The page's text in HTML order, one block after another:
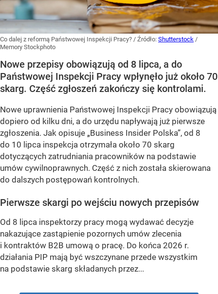
Co dalej z reformą Państwowej Inspekcji Pracy? / Źródło: Shutterstock /
Memory Stockphoto
Nowe przepisy obowiązują od 8 lipca, a do
Państwowej Inspekcji Pracy wpłynęło już około 70
skarg. Część zgłoszeń zakończy się kontrolami.
Nowe uprawnienia Państwowej Inspekcji Pracy obowiązują
dopiero od kilku dni, a do urzędu napływają już pierwsze
zgłoszenia. Jak opisuje „Business Insider Polska”, od 8
do 10 lipca inspekcja otrzymała około 70 skarg
dotyczących zatrudniania pracowników na podstawie
umów cywilnoprawnych. Część z nich została skierowana
do dalszych postępowań kontrolnych.
Pierwsze skargi po wejściu nowych przepisów
Od 8 lipca inspektorzy pracy mogą wydawać decyzje
nakazujące zastąpienie pozornych umów zlecenia
i kontraktów B2B umową o pracę. Do końca 2026 r.
działania PIP mają być wszczynane przede wszystkim
na podstawie skarg składanych przez...